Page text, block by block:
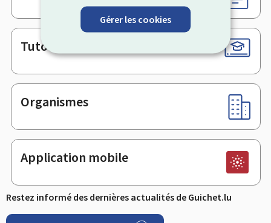
Gérer les cookies
Tutoriels
Organismes
Application mobile
Restez informé des dernières actualités de Guichet.lu